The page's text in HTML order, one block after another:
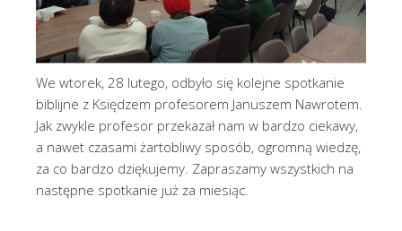
We wtorek, 28 lutego, odbyło się kolejne spotkanie
biblijne z Księdzem profesorem Januszem Nawrotem.
Jak zwykle profesor przekazał nam w bardzo ciekawy,
a nawet czasami żartobliwy sposób, ogromną wiedzę,
za co bardzo dziękujemy. Zapraszamy wszystkich na
następne spotkanie już za miesiąc.